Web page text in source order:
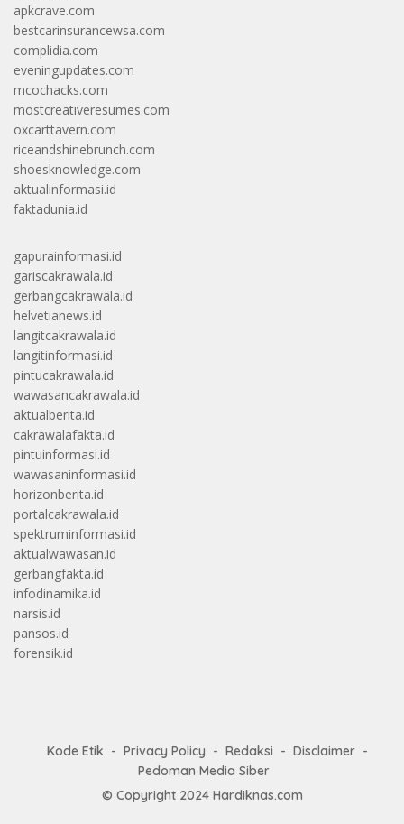
apkcrave.com
bestcarinsurancewsa.com
complidia.com
eveningupdates.com
mcochacks.com
mostcreativeresumes.com
oxcarttavern.com
riceandshinebrunch.com
shoesknowledge.com
aktualinformasi.id
faktadunia.id
gapurainformasi.id
gariscakrawala.id
gerbangcakrawala.id
helvetianews.id
langitcakrawala.id
langitinformasi.id
pintucakrawala.id
wawasancakrawala.id
aktualberita.id
cakrawalafakta.id
pintuinformasi.id
wawasaninformasi.id
horizonberita.id
portalcakrawala.id
spektruminformasi.id
aktualwawasan.id
gerbangfakta.id
infodinamika.id
narsis.id
pansos.id
forensik.id
Kode Etik Privacy Policy Redaksi
Disclaimer
Pedoman Media Siber
© Copyright 2024 Hardiknas.com